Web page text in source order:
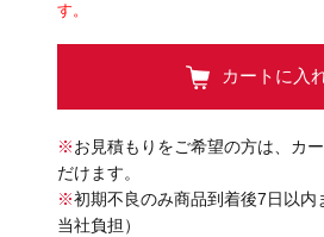
す。
カートに入
※お見積もりをご希望の方は、カ
だけます。
※初期不良のみ商品到着後7日以内
当社負担）